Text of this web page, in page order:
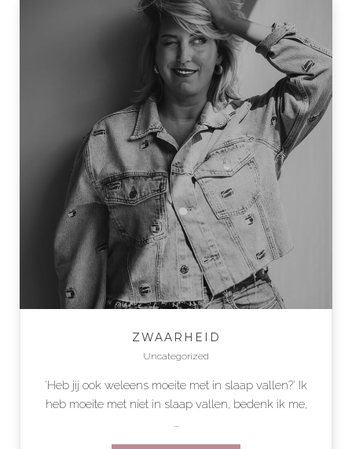
ZWAARHEID
Uncategorized
‘Heb jij ook weleens moeite met in slaap vallen?’ Ik
heb moeite met níet in slaap vallen, bedenk ik me,
…